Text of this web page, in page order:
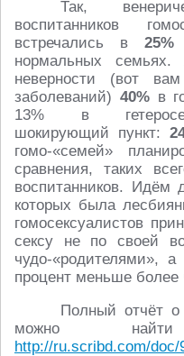
Так,
воспитанников
встречались в25%
нормальных семьях.
неверности (вот
заболеваний) 40%в
13% в
шокирующий пункт:
гомо-«семей»
сравнения, таких
воспитанников. Идём
которых была
гомосексуалистов
сексу не по своей
чудо-«родителями»,
процент меньше более
Полный отчёт о
можно
http://ru.scribd.com/doc/